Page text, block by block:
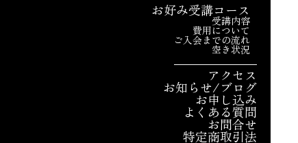
お好み受講コース
受講内容
費用について
ご入会までの流れ
空き状況
アクセス
お知らせ/ブログ
お申し込み
よくある質問
お問合せ
特定商取引法